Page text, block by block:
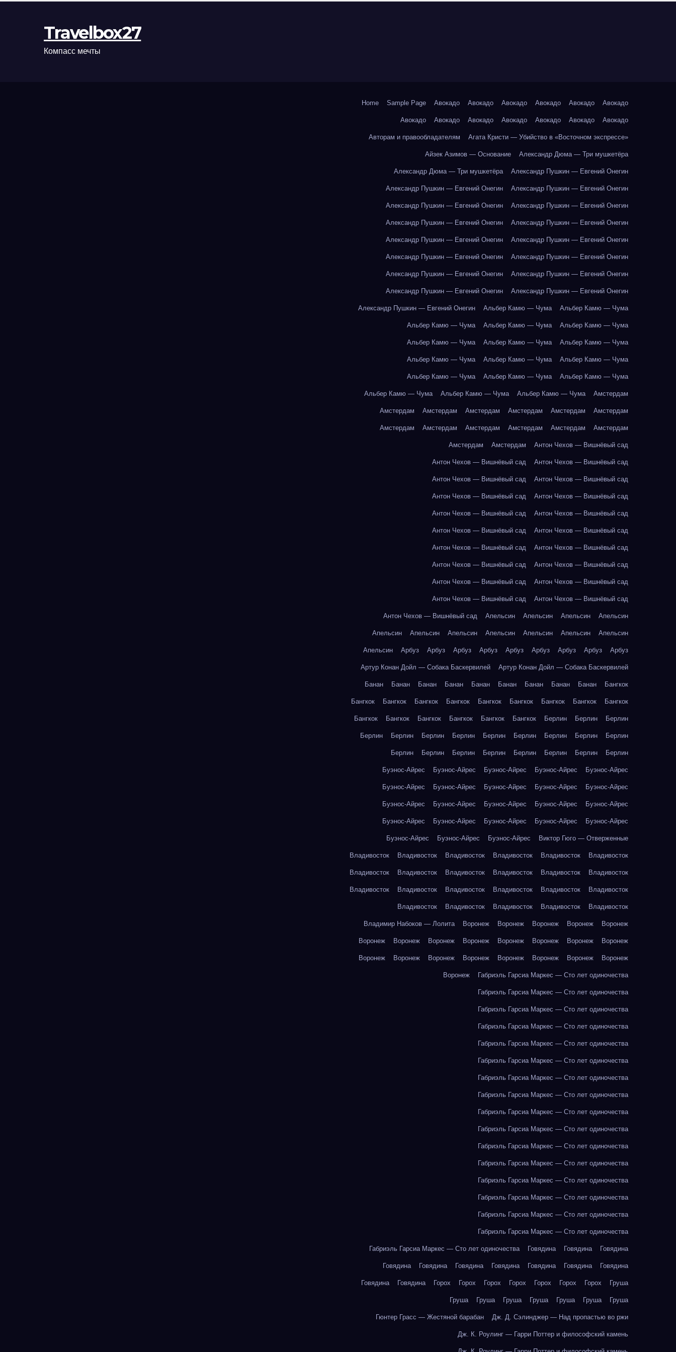
Travelbox27
Компасс мечты
Home Sample Page Авокадо Авокадо Авокадо Авокадо Авокадо Авокадо
Авокадо Авокадо Авокадо Авокадо Авокадо Авокадо Авокадо
Авторам и правообладателям Агата Кристи — Убийство в «Восточном экспрессе»
Айзек Азимов — Основание Александр Дюма — Три мушкетёра
Александр Дюма — Три мушкетёра Александр Пушкин — Евгений Онегин
Александр Пушкин — Евгений Онегин Александр Пушкин — Евгений Онегин
Александр Пушкин — Евгений Онегин Александр Пушкин — Евгений Онегин
Александр Пушкин — Евгений Онегин Александр Пушкин — Евгений Онегин
Александр Пушкин — Евгений Онегин Александр Пушкин — Евгений Онегин
Александр Пушкин — Евгений Онегин Александр Пушкин — Евгений Онегин
Александр Пушкин — Евгений Онегин Александр Пушкин — Евгений Онегин
Александр Пушкин — Евгений Онегин Александр Пушкин — Евгений Онегин
Александр Пушкин — Евгений Онегин Альбер Камю — Чума Альбер Камю — Чума
Альбер Камю — Чума Альбер Камю — Чума Альбер Камю — Чума
Альбер Камю — Чума Альбер Камю — Чума Альбер Камю — Чума
Альбер Камю — Чума Альбер Камю — Чума Альбер Камю — Чума
Альбер Камю — Чума Альбер Камю — Чума Альбер Камю — Чума
Альбер Камю — Чума Альбер Камю — Чума Альбер Камю — Чума Амстердам
Амстердам Амстердам Амстердам Амстердам Амстердам Амстердам
Амстердам Амстердам Амстердам Амстердам Амстердам Амстердам
Амстердам Амстердам Антон Чехов — Вишнёвый сад
Антон Чехов — Вишнёвый сад Антон Чехов — Вишнёвый сад
Антон Чехов — Вишнёвый сад Антон Чехов — Вишнёвый сад
Антон Чехов — Вишнёвый сад Антон Чехов — Вишнёвый сад
Антон Чехов — Вишнёвый сад Антон Чехов — Вишнёвый сад
Антон Чехов — Вишнёвый сад Антон Чехов — Вишнёвый сад
Антон Чехов — Вишнёвый сад Антон Чехов — Вишнёвый сад
Антон Чехов — Вишнёвый сад Антон Чехов — Вишнёвый сад
Антон Чехов — Вишнёвый сад Антон Чехов — Вишнёвый сад
Антон Чехов — Вишнёвый сад Антон Чехов — Вишнёвый сад
Антон Чехов — Вишнёвый сад Апельсин Апельсин Апельсин Апельсин
Апельсин Апельсин Апельсин Апельсин Апельсин Апельсин Апельсин
Апельсин Арбуз Арбуз Арбуз Арбуз Арбуз Арбуз Арбуз Арбуз Арбуз
Артур Конан Дойл — Собака Баскервилей Артур Конан Дойл — Собака Баскервилей
Банан Банан Банан Банан Банан Банан Банан Банан Банан Бангкок
Бангкок Бангкок Бангкок Бангкок Бангкок Бангкок Бангкок Бангкок Бангкок
Бангкок Бангкок Бангкок Бангкок Бангкок Бангкок Берлин Берлин Берлин
Берлин Берлин Берлин Берлин Берлин Берлин Берлин Берлин Берлин
Берлин Берлин Берлин Берлин Берлин Берлин Берлин Берлин
Буэнос-Айрес Буэнос-Айрес Буэнос-Айрес Буэнос-Айрес Буэнос-Айрес
Буэнос-Айрес Буэнос-Айрес Буэнос-Айрес Буэнос-Айрес Буэнос-Айрес
Буэнос-Айрес Буэнос-Айрес Буэнос-Айрес Буэнос-Айрес Буэнос-Айрес
Буэнос-Айрес Буэнос-Айрес Буэнос-Айрес Буэнос-Айрес Буэнос-Айрес
Буэнос-Айрес Буэнос-Айрес Буэнос-Айрес Виктор Гюго — Отверженные
Владивосток Владивосток Владивосток Владивосток Владивосток Владивосток
Владивосток Владивосток Владивосток Владивосток Владивосток Владивосток
Владивосток Владивосток Владивосток Владивосток Владивосток Владивосток
Владивосток Владивосток Владивосток Владивосток Владивосток
Владимир Набоков — Лолита Воронеж Воронеж Воронеж Воронеж Воронеж
Воронеж Воронеж Воронеж Воронеж Воронеж Воронеж Воронеж Воронеж
Воронеж Воронеж Воронеж Воронеж Воронеж Воронеж Воронеж Воронеж
Воронеж Габриэль Гарсиа Маркес — Сто лет одиночества
Габриэль Гарсиа Маркес — Сто лет одиночества
Габриэль Гарсиа Маркес — Сто лет одиночества
Габриэль Гарсиа Маркес — Сто лет одиночества
Габриэль Гарсиа Маркес — Сто лет одиночества
Габриэль Гарсиа Маркес — Сто лет одиночества
Габриэль Гарсиа Маркес — Сто лет одиночества
Габриэль Гарсиа Маркес — Сто лет одиночества
Габриэль Гарсиа Маркес — Сто лет одиночества
Габриэль Гарсиа Маркес — Сто лет одиночества
Габриэль Гарсиа Маркес — Сто лет одиночества
Габриэль Гарсиа Маркес — Сто лет одиночества
Габриэль Гарсиа Маркес — Сто лет одиночества
Габриэль Гарсиа Маркес — Сто лет одиночества
Габриэль Гарсиа Маркес — Сто лет одиночества
Габриэль Гарсиа Маркес — Сто лет одиночества
Габриэль Гарсиа Маркес — Сто лет одиночества Говядина Говядина Говядина
Говядина Говядина Говядина Говядина Говядина Говядина Говядина
Говядина Говядина Горох Горох Горох Горох Горох Горох Горох Груша
Груша Груша Груша Груша Груша Груша Груша
Гюнтер Грасс — Жестяной барабан Дж. Д. Сэлинджер — Над пропастью во ржи
Дж. К. Роулинг — Гарри Поттер и философский камень